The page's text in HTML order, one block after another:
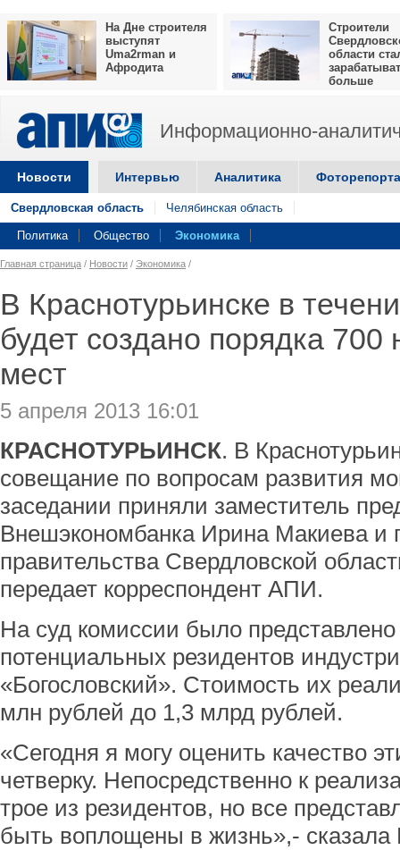
На Дне строителя
выступят
Uma2rman и
Афродита
Строители
области
больше
Информационно-
Новости Интервью Аналитика
Свердловская область Челябинская область
Политика Общество Экономика
Главная страница / Новости / Экономика /
В Краснотурьинске в
будет создано порядка 700
мест
5 апреля 2013 16:01
КРАСНОТУРЬИНСК. В
совещание по вопросам развития
заседании приняли заместитель
Внешэкономбанка Ирина Макиева и
правительства Свердловской
передает корреспондент АПИ.
На суд комиссии было представлено
потенциальных резидентов
«Богословский». Стоимость их
млн рублей до 1,3 млрд рублей.
«Сегодня я могу оценить качество
четверку. Непосредственно к
трое из резидентов, но все
быть воплощены в жизнь»,-